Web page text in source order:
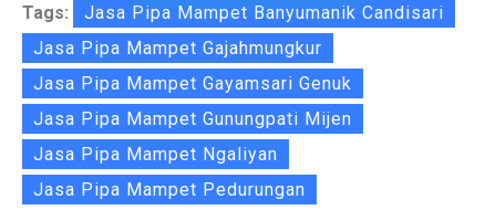
Tags:
Jasa Pipa Mampet Banyumanik Candisari
Jasa Pipa Mampet Gajahmungkur
Jasa Pipa Mampet Gayamsari Genuk
Jasa Pipa Mampet Gunungpati Mijen
Jasa Pipa Mampet Ngaliyan
Jasa Pipa Mampet Pedurungan